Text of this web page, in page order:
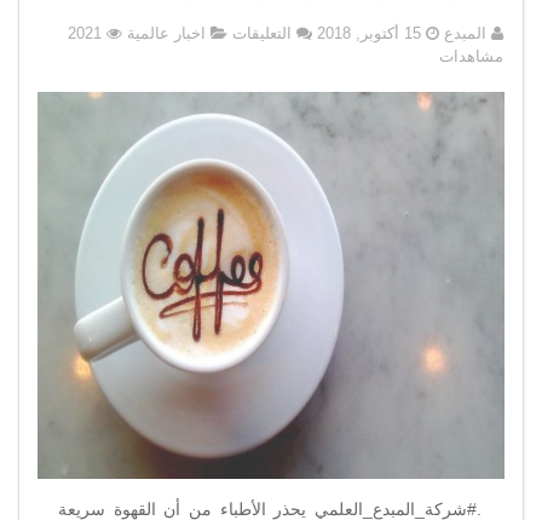
المبدع 15 أكتوبر, 2018 التعليقات على
القهوة
الذوبان!
مغلقة
اخبار عالمية
2021
مشاهدات
.#شركة_المبدع_العلمي يحذر الأطباء من أن القهوة سريعة